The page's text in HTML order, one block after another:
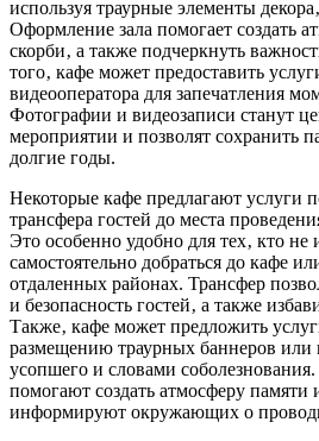
используя траурные элементы
Оформление зала помогает создать
скорби‚ а также подчеркнуть
того‚ кафе может предоставить
видеооператора для запечатления
Фотографии и видеозаписи станут
мероприятии и позволят сохранить
долгие годы.
Некоторые кафе предлагают услуги
трансфера гостей до места
Это особенно удобно для тех‚ кто не
самостоятельно добраться до кафе
отдаленных районах. Трансфер
и безопасность гостей‚ а также
Также‚ кафе может предложить
размещению траурных баннеров или
усопшего и словами
помогают создать атмосферу памяти
информируют окружающих о